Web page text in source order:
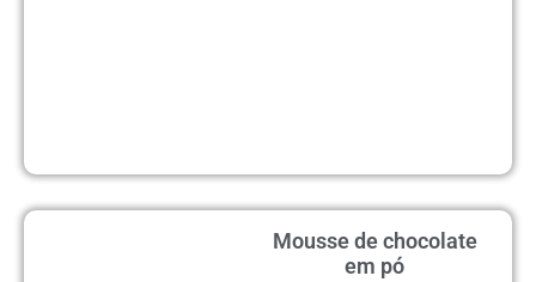
Mousse de chocolate
em pó